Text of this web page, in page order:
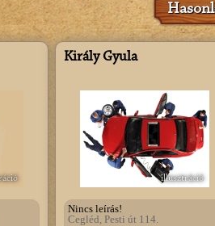
Király Gyula
illusztráció
Nincs leírás!
Cegléd, Pesti út 114.